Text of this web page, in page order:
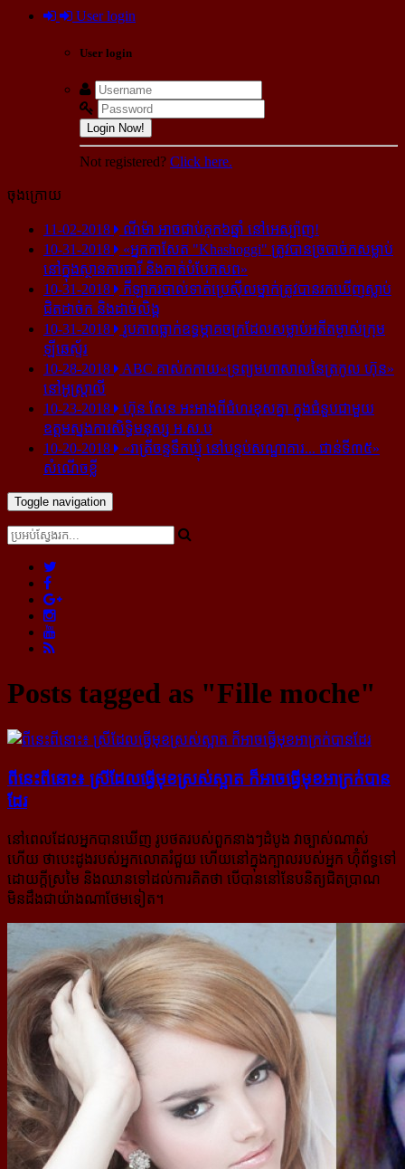
User login
User login
Login Now!
Not registered? Click here.
ចុងក្រោយ
11-02-2018
ណីម៉ា អាច​ជាប់​គុក​៦ឆ្នាំ នៅ​អេស្ប៉ាញ!
10-31-2018
«អ្នក​កាសែត "Khashoggi" ត្រូវ​បាន​ច្របាច់ក​សម្លាប់​
នៅ​ក្នុង​ស្ថាន​ភារធារី និង​កាត់​បំបែក​សព»
10-31-2018
កីឡាករ​បាល់ទាត់​ប្រេស៊ីល​ម្នាក់​ត្រូវ​បាន​រក​ឃើញ​ស្លាប់​
ជិត​ដាច់ក និង​ដាច់​លិង្គ
10-31-2018
រូបភាព​ធ្លាក់​ឧទ្ធម្ភាគចក្រ​ដែល​សម្លាប់​អតីត​ម្ចាស់​ក្រុម​
ឡីឆេស្ទ័រ
10-28-2018
ABC គាស់​កកាយ​«ទ្រព្យមហាសាល​នៃ​ត្រកូល ហ៊ុន»​
នៅ​អូស្ត្រាលី
10-23-2018
ហ៊ុន សែន អះអាង​ពី​ជំហរ​ខុស​គ្នា ក្នុង​ជំនួប​ជាមួយ​
ឧត្តម​ស្នងការ​សិទ្ធិ​មនុស្ស អ.ស.ប
10-20-2018
«រាត្រីចន្ទទឹកឃ្មុំ នៅបន្ទប់សណ្ឋាគារ... ជាន់ទី៣៥»
សំណើចខ្លី
Toggle navigation
Posts tagged as "Fille moche"
ពីនេះពីនោះ៖ ស្រី​ដែល​ធ្វើ​មុខ​ស្រស់​ស្អាត ក៏​អាច​ធ្វើ​មុខ​អាក្រក់​បាន​
ដែរ
នៅពេលដែលអ្នកបានឃើញ រូបថតរបស់ពួកនាងៗដំបូង វាច្បាស់ណាស់
ហើយ ថាបេះដូងរបស់អ្នកលោតរំជួយ ហើយ​នៅក្នុងក្បាលរបស់អ្នក ហ៊ុំព័ទ្ធទៅ
ដោយក្ដីស្រមៃ និងឈានទៅដល់ការគិតថា បើបាននៅនែបនិត្យជិតប្រាណ
មិនដឹងជា​យ៉ាងណាថែមទៀត។